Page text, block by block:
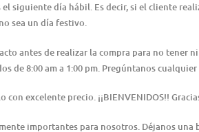
el siguiente día hábil. Es decir, si el cliente
sea un día festivo.
antes de realizar la compra para no tener
de 8:00 am a 1:00 pm. Pregúntanos
excelente precio. ¡¡BIENVENIDOS!!
importantes para nosotros. Déjanos